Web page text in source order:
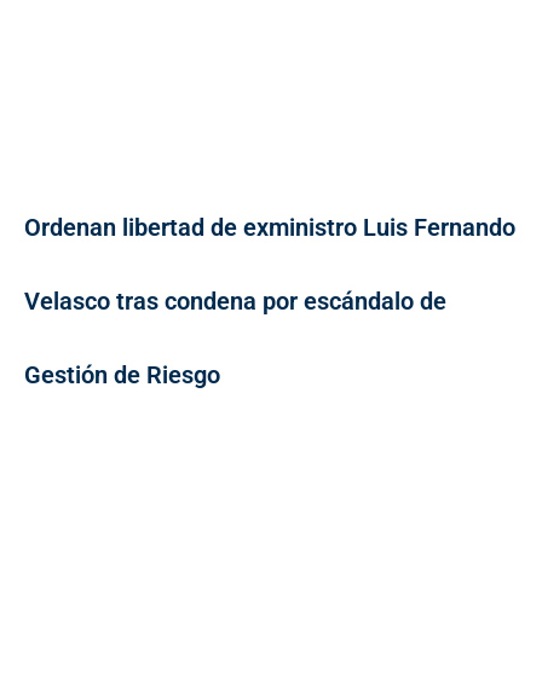
Ordenan libertad de exministro Luis Fernando
Velasco tras condena por escándalo de
Gestión de Riesgo